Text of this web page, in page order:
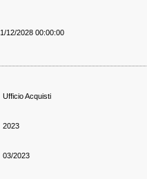
12/2028 00:00:00
Ufficio Acquisti
2023
03/2023